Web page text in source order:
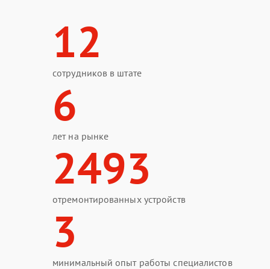
12
сотрудников в штате
6
лет на рынке
2493
отремонтированных устройств
3
минимальный опыт работы специалистов